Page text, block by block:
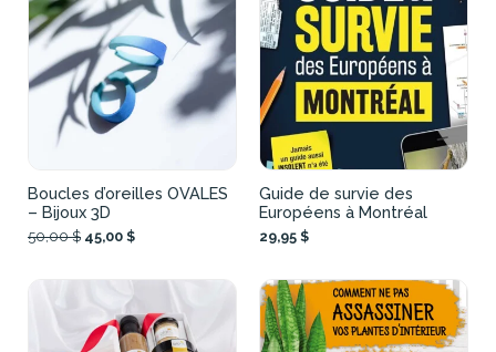
Boucles d’oreilles OVALES
– Bijoux 3D
50,00 $ 45,00 $
Guide de survie des
Européens à Montréal
29,95 $